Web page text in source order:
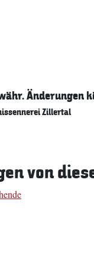
Änderungen
Zillertal
von